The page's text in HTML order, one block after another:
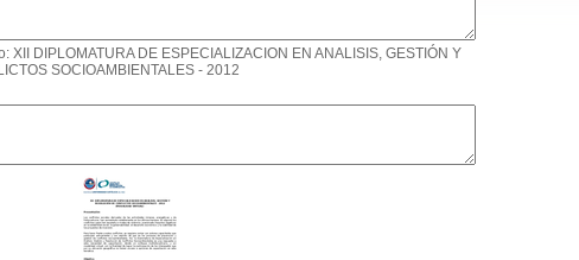
XII DIPLOMATURA DE ESPECIALIZACION EN ANALISIS, GESTIÓN Y
SOCIOAMBIENTALES - 2012